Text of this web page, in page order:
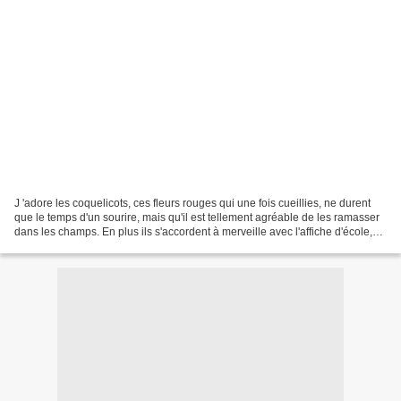
J 'adore les coquelicots, ces fleurs rouges qui une fois cueillies, ne durent
que le temps d'un sourire, mais qu'il est tellement agréable de les ramasser
dans les champs. En plus ils s'accordent à merveille avec l'affiche d'école,